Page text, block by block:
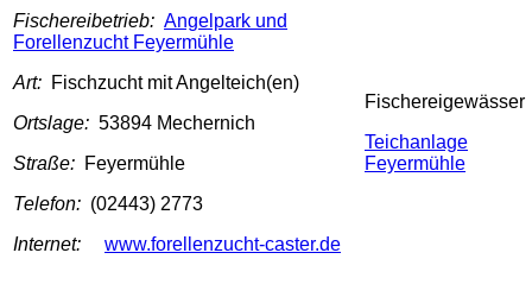
Fischereibetrieb: Angelpark und
Forellenzucht Feyermühle
Art: Fischzucht mit Angelteich(en)
Ortslage: 53894 Mechernich
Straße: Feyermühle
Telefon: (02443) 2773
Internet:
www.forellenzucht-caster.de
Fischereigewässer
Teichanlage
Feyermühle